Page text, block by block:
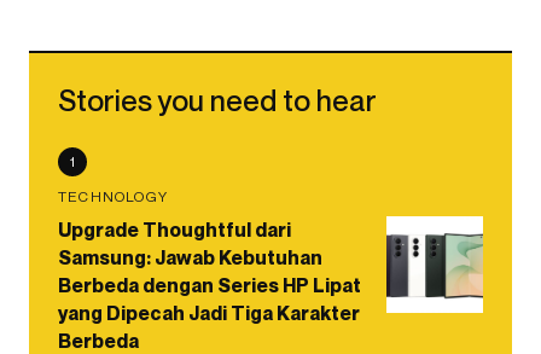
Stories you need to hear
1
TECHNOLOGY
Upgrade Thoughtful dari
Samsung: Jawab Kebutuhan
Berbeda dengan Series HP Lipat
yang Dipecah Jadi Tiga Karakter
Berbeda